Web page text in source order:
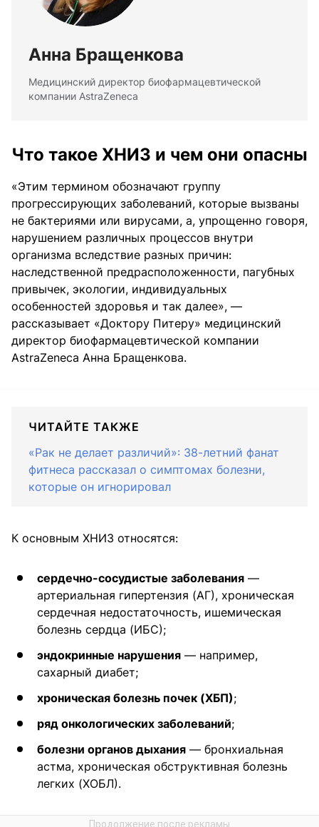
Анна Бращенкова
Медицинский директор биофармацевтической
компании AstraZeneca
Что такое ХНИЗ и чем они опасны
«Этим термином обозначают группу
прогрессирующих заболеваний, которые вызваны
не бактериями или вирусами, а, упрощенно говоря,
нарушением различных процессов внутри
организма вследствие разных причин:
наследственной предрасположенности, пагубных
привычек, экологии, индивидуальных
особенностей здоровья и так далее», —
рассказывает «Доктору Питеру» медицинский
директор биофармацевтической компании
AstraZeneca Анна Бращенкова.
ЧИТАЙТЕ ТАКЖЕ
«Рак не делает различий»: 38-летний фанат
фитнеса рассказал о симптомах болезни,
которые он игнорировал
К основным ХНИЗ относятся:
сердечно-сосудистые заболевания —
артериальная гипертензия (АГ), хроническая
сердечная недостаточность, ишемическая
болезнь сердца (ИБС);
эндокринные нарушения — например,
сахарный диабет;
хроническая болезнь почек (ХБП);
ряд онкологических заболеваний;
болезни органов дыхания — бронхиальная
астма, хроническая обструктивная болезнь
легких (ХОБЛ).